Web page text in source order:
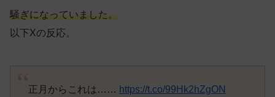
騒ぎになっていました。
以下Xの反応。
正月からこれは…… https://t.co/99Hk2hZgON